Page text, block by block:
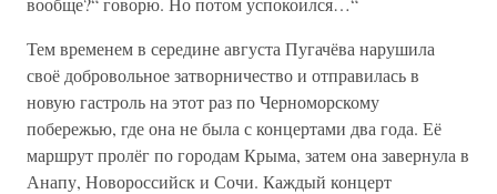
Тем временем в середине августа Пугачёва нарушила
своё добровольное затворничество и отправилась в
новую гастроль на этот раз по Черноморскому
побережью, где она не была с концертами два года. Её
маршрут пролёг по городам Крыма, затем она завернула в
Анапу, Новороссийск и Сочи. Каждый концерт